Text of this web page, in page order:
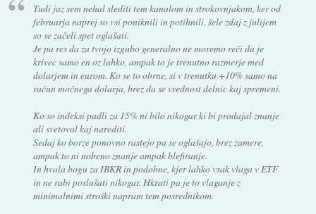
Tudi jaz sem nehal slediti tem kanalom in strokovnjakom, ker od
februarja naprej so vsi poniknili in potihnili, šele zdaj z julijem
so se začeli spet oglašati.
Je pa res da za tvojo izgubo generalno ne moremo reči da je
krivec samo en oz lahko, ampak to je trenutno razmerje med
dolarjem in eurom. Ko se to obrne, si v trenutku +10% samo na
račun močnega dolarja, brez da se vrednost delnic kaj spremeni.
Ko so indeksi padli za 15% ni bilo nikogar ki bi prodajal znanje
ali svetoval kaj narediti.
Sedaj ko borze ponovno rastejo pa se oglašajo, brez zamere,
ampak to ni nobeno znanje ampak blefiranje.
In hvala bogu za IBKR in podobne, kjer lahko vsak vlaga v ETF
in ne rabi poslušati nikogar. Hkrati pa je to vlaganje z
minimalnimi stroški napram tem posrednikom.